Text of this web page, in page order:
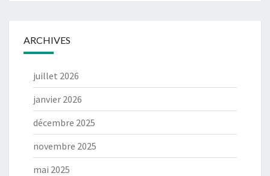
ARCHIVES
juillet 2026
janvier 2026
décembre 2025
novembre 2025
mai 2025